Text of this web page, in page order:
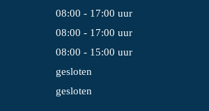
08:00 - 17:00 uur
08:00 - 17:00 uur
08:00 - 15:00 uur
gesloten
gesloten